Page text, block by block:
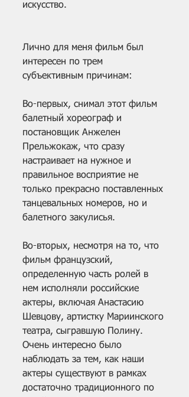
искусство.
Лично для меня фильм был
интересен по трем
субъективным причинам:
Во-первых, снимал этот фильм
балетный хореограф и
постановщик Анжелен
Прельжокаж, что сразу
настраивает на нужное и
правильное восприятие не
только прекрасно поставленных
танцевальных номеров, но и
балетного закулисья.
Во-вторых, несмотря на то, что
фильм французский,
определенную часть ролей в
нем исполняли российские
актеры, включая Анастасию
Шевцову, артистку Мариинского
театра, сыгравшую Полину.
Очень интересно было
наблюдать за тем, как наши
актеры существуют в рамках
достаточно традиционного по